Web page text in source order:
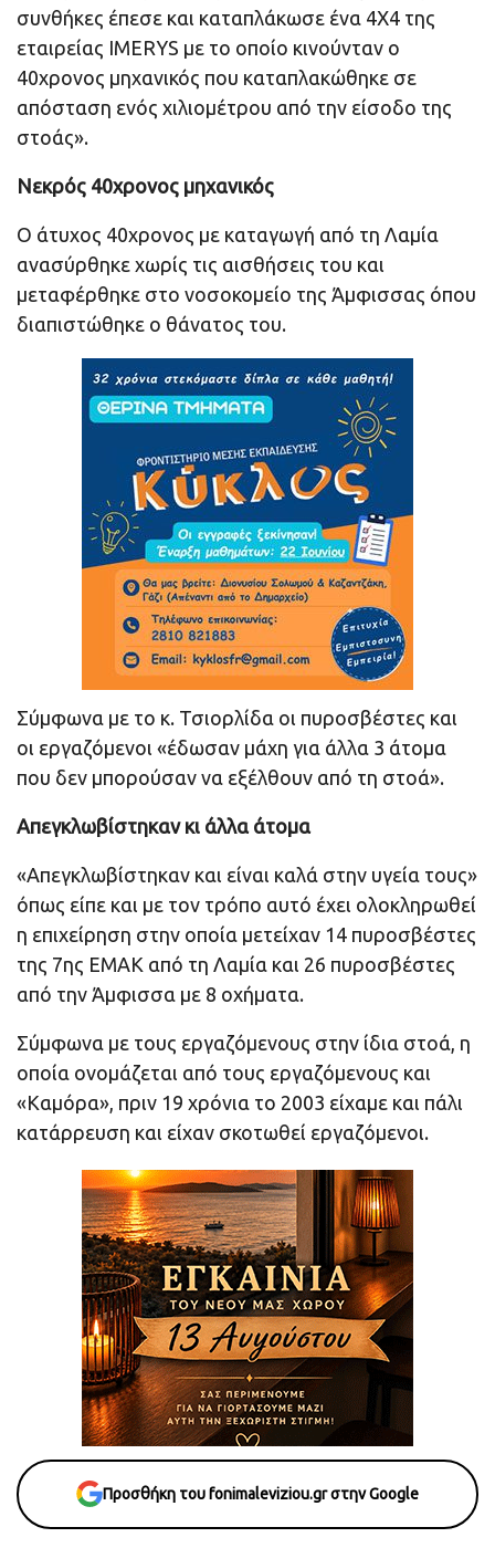
συνθήκες έπεσε και καταπλάκωσε ένα 4Χ4 της
εταιρείας IMERYS με το οποίο κινούνταν ο
40χρονος μηχανικός που καταπλακώθηκε σε
απόσταση ενός χιλιομέτρου από την είσοδο της
στοάς».
Νεκρός 40χρονος μηχανικός
Ο άτυχος 40χρονος με καταγωγή από τη Λαμία
ανασύρθηκε χωρίς τις αισθήσεις του και
μεταφέρθηκε στο νοσοκομείο της Άμφισσας όπου
διαπιστώθηκε ο θάνατος του.
Σύμφωνα με το κ. Τσιορλίδα οι πυροσβέστες και
οι εργαζόμενοι «έδωσαν μάχη για άλλα 3 άτομα
που δεν μπορούσαν να εξέλθουν από τη στοά».
Απεγκλωβίστηκαν κι άλλα άτομα
«Απεγκλωβίστηκαν και είναι καλά στην υγεία τους»
όπως είπε και με τον τρόπο αυτό έχει ολοκληρωθεί
η επιχείρηση στην οποία μετείχαν 14 πυροσβέστες
της 7ης ΕΜΑΚ από τη Λαμία και 26 πυροσβέστες
από την Άμφισσα με 8 οχήματα.
Σύμφωνα με τους εργαζόμενους στην ίδια στοά, η
οποία ονομάζεται από τους εργαζόμενους και
«Καμόρα», πριν 19 χρόνια το 2003 είχαμε και πάλι
κατάρρευση και είχαν σκοτωθεί εργαζόμενοι.
Προσθήκη του fonimaleviziou.gr στην Google